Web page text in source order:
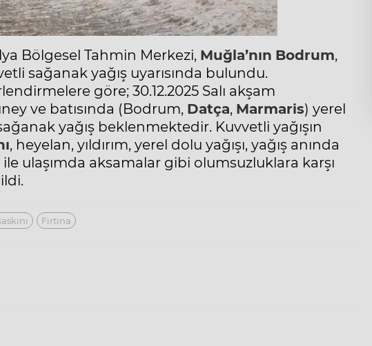
Bölgesel Tahmin Merkezi, Muğla’nın Bodrum,
sağanak yağış uyarısında bulundu.
göre; 30.12.2025 Salı akşam
ve batısında (Bodrum, Datça, Marmaris) yerel
yağış beklenmektedir. Kuvvetli yağışın
, heyelan, yıldırım, yerel dolu yağışı, yağış anında
ile ulaşımda aksamalar gibi olumsuzluklara karşı
Fırtına